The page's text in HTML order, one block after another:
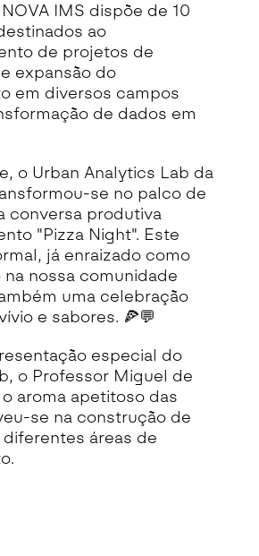
IMS dispõe de 10
ao
de projetos de
expansão do
em diversos campos
de dados em
o Urban Analytics Lab da
se no palco de
conversa produtiva
"Pizza Night". Este
já enraizado como
nossa comunidade
uma celebração
e sabores. 🍕💬
especial do
o Professor Miguel de
aroma apetitoso das
se na construção de
áreas de